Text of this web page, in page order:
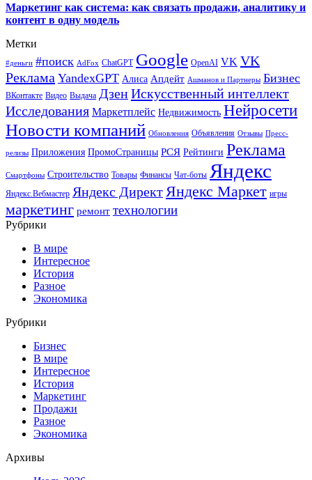
Маркетинг как система: как связать продажи, аналитику и
контент в одну модель
Метки
#деньги #поиск AdFox ChatGPT Google OpenAI VK VK
Реклама YandexGPT Алиса Апдейт Ашманов и Партнеры Бизнес
ВКонтакте Видео Выдача ДзенИскусственный интеллект
Исследования Маркетплейс Недвижимость Нейросети
Новости компаний Обновления Объявления Отзывы Пресс-
релизы Приложения ПромоСтраницы РСЯ Рейтинги Реклама
Смартфоны Строительство Товары Финансы Чат-боты Яндекс
Яндекс.Вебмастер Яндекс Директ Яндекс Маркет игры
маркетинг ремонт технологии
Рубрики
В мире
Интересное
История
Разное
Экономика
Рубрики
Бизнес
В мире
Интересное
История
Маркетинг
Продажи
Разное
Экономика
Архивы